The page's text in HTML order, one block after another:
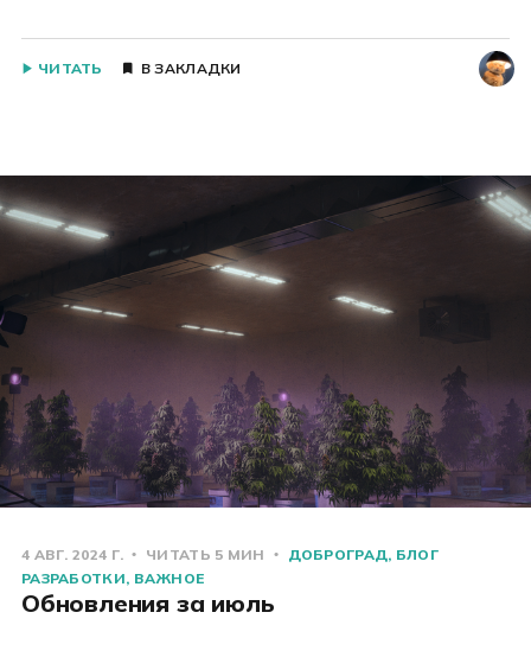
ЧИТАТЬ В ЗАКЛАДКИ
4 АВГ. 2024 Г. ЧИТАТЬ 5 МИН ДОБРОГРАД БЛОГ
РАЗРАБОТКИ ВАЖНОЕ
Обновления за июль